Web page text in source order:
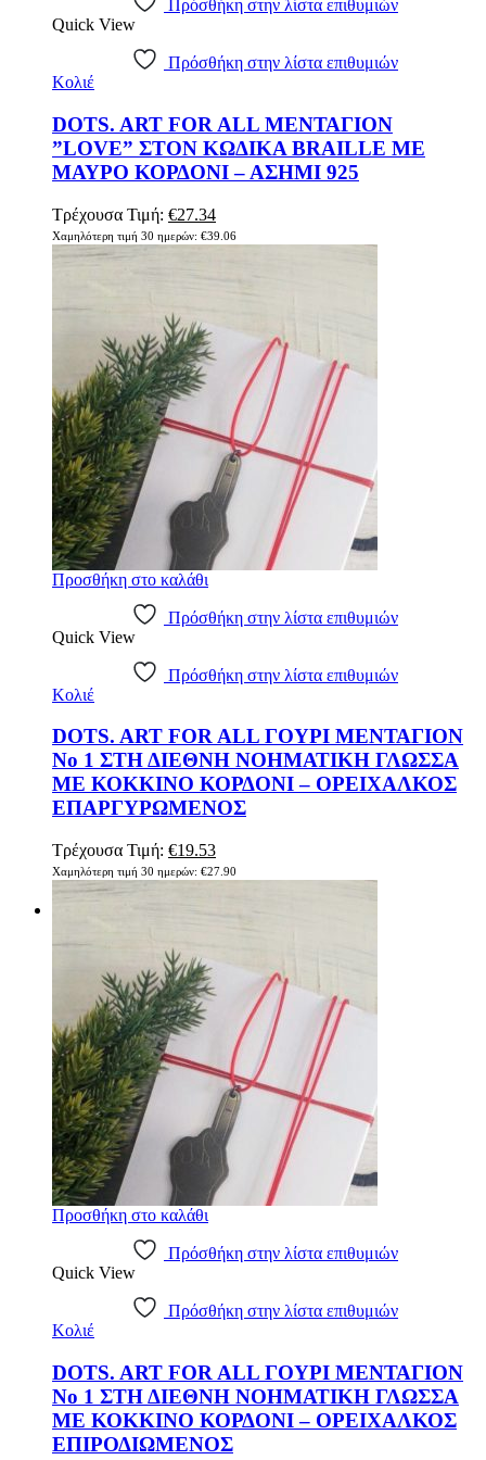
Πρόσθήκη στην λίστα επιθυμιών
Quick View
Πρόσθήκη στην λίστα επιθυμιών
Κολιέ
DOTS. ART FOR ALL ΜΕΝΤΑΓΙΟΝ
”LOVE” ΣΤΟΝ ΚΩΔΙΚΑ BRAILLE ΜΕ
ΜΑΥΡΟ ΚΟΡΔΟΝΙ – ΑΣΗΜΙ 925
Τρέχουσα Τιμή: Original
price
€27.34Η
τρέχουσα
Χαμηλότερη τιμή 30 ημερών: €39.06
Προσθήκη στο καλάθι
Πρόσθήκη στην λίστα επιθυμιών
Quick View
Πρόσθήκη στην λίστα επιθυμιών
Κολιέ
DOTS. ART FOR ALL ΓΟΥΡΙ ΜΕΝΤΑΓΙΟΝ
Νο 1 ΣΤΗ ΔΙΕΘΝΗ ΝΟΗΜΑΤΙΚΗ ΓΛΩΣΣΑ
ΜΕ ΚΟΚΚΙΝΟ ΚΟΡΔΟΝΙ – ΟΡΕΙΧΑΛΚΟΣ
ΕΠΑΡΓΥΡΩΜΕΝΟΣ
Τρέχουσα Τιμή: Original
price
€19.53Η
τρέχουσα
Χαμηλότερη τιμή 30 ημερών: €27.90
Προσθήκη στο καλάθι
Πρόσθήκη στην λίστα επιθυμιών
Quick View
Πρόσθήκη στην λίστα επιθυμιών
Κολιέ
DOTS. ART FOR ALL ΓΟΥΡΙ ΜΕΝΤΑΓΙΟΝ
Νο 1 ΣΤΗ ΔΙΕΘΝΗ ΝΟΗΜΑΤΙΚΗ ΓΛΩΣΣΑ
ΜΕ ΚΟΚΚΙΝΟ ΚΟΡΔΟΝΙ – ΟΡΕΙΧΑΛΚΟΣ
ΕΠΙΡΟΔΙΩΜΕΝΟΣ